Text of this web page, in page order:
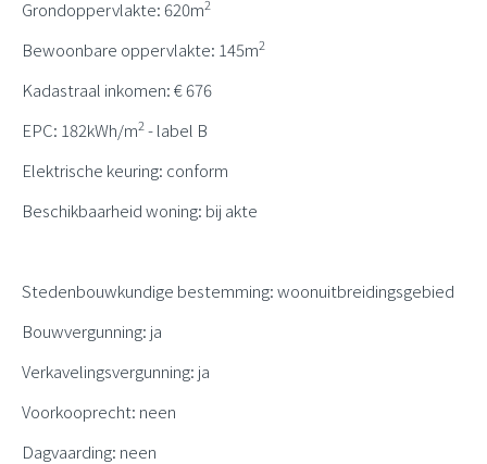
Grondoppervlakte: 620m2
Bewoonbare oppervlakte: 145m2
Kadastraal inkomen: € 676
EPC: 182kWh/m2 - label B
Elektrische keuring: conform
Beschikbaarheid woning: bij akte
Stedenbouwkundige bestemming: woonuitbreidingsgebied
Bouwvergunning: ja
Verkavelingsvergunning: ja
Voorkooprecht: neen
Dagvaarding: neen